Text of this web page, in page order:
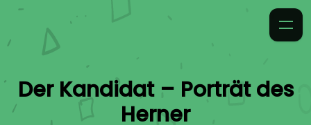
Der Kandidat – Porträt des
Herner